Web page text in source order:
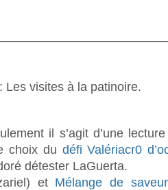
: Les visites à la patinoire.
il s’agit d’une
choix du défi Valériacr0
détester LaGuerta.
et Mélange de